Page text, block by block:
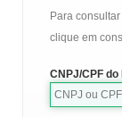
Para
clique em
CNPJ/CPF